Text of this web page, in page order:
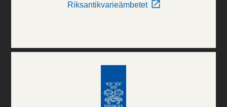
Riksantikvarieämbetet